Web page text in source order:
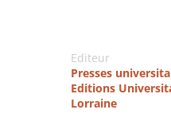
Editeur
Presses
Editions
Lorraine